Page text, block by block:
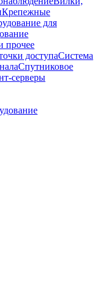
Крепежные
для
прочее
доступаСистема
Спутниковое
серверы